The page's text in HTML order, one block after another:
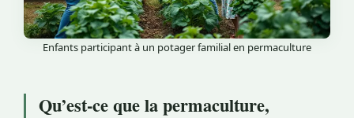
Enfants participant à un potager familial en permaculture
Qu’est-ce que la permaculture,